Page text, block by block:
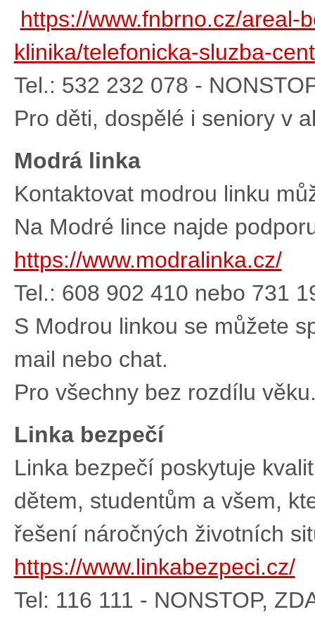
https://www.fnbrno.cz/areal-
klinika/telefonicka-sluzba-
Tel.: 532 232 078 -
Pro děti, dospělé i seniory v
Modrá linka
Kontaktovat modrou linku
Na Modré lince najde
https://www.modralinka.cz/
Tel.: 608 902 410 nebo 731
S Modrou linkou se můžete
mail nebo chat.
Pro všechny bez rozdílu
Linka bezpečí
Linka bezpečí poskytuje
dětem, studentům a všem,
řešení náročných životních
https://www.linkabezpeci.cz/
Tel: 116 111 - NONSTOP,